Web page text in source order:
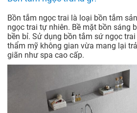
Bồn tắm ngọc trai là loại bồn tắm
ngọc trai tự nhiên. Bề mặt bồn sáng
bền bỉ. Sử dụng bồn tắm sứ ngọc
thẩm mỹ không gian vừa mang lại
giãn như spa cao cấp.